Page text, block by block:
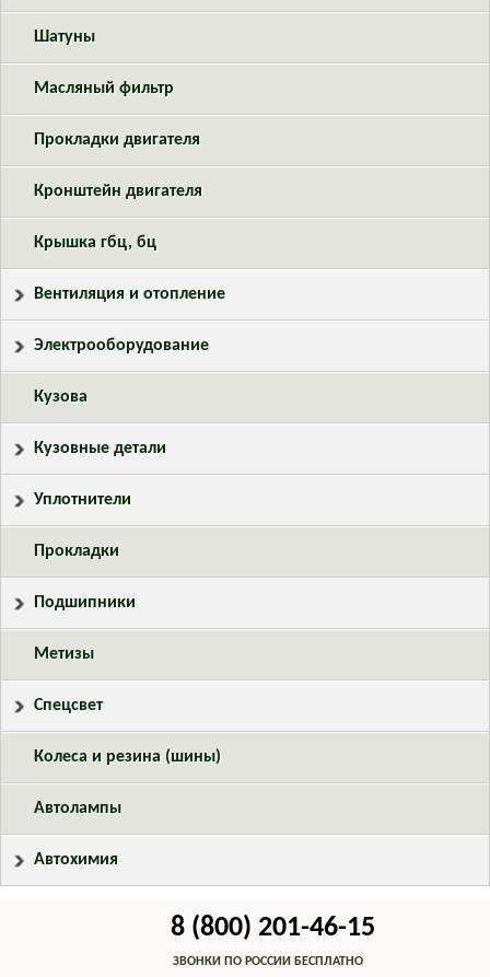
Шатуны
Масляный фильтр
Прокладки двигателя
Кронштейн двигателя
Крышка гбц, бц
Вентиляция и отопление
Электрооборудование
Кузова
Кузовные детали
Уплотнители
Прокладки
Подшипники
Метизы
Спецсвет
Колеса и резина (шины)
Автолампы
Автохимия
8 (800) 201-46-15
ЗВОНКИ ПО РОССИИ БЕСПЛАТНО